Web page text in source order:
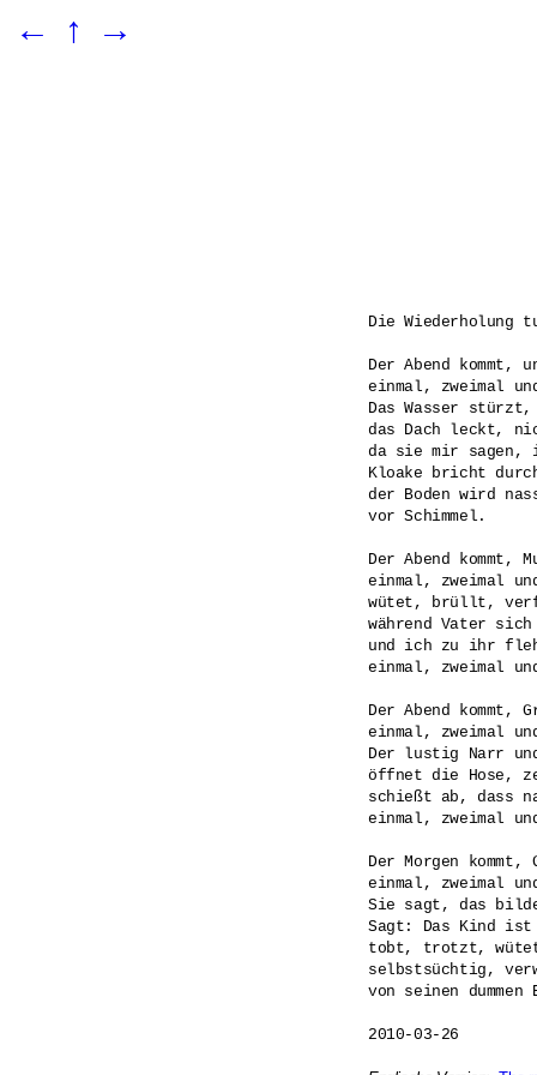
← ↑ →
Die Wiederholung
Der Abend kommt,
einmal, zweimal
Das Wasser
das Dach leckt,
da sie mir
Kloake bricht
der Boden wird
vor Schimmel.
Der Abend
einmal, zweimal
wütet, brüllt,
während Vater
und ich zu ihr
einmal, zweimal
Der Abend kommt,
einmal, zweimal
Der lustig Narr
öffnet die Hose,
schießt ab, dass
einmal, zweimal
Der Morgen
einmal, zweimal
Sie sagt, das
Sagt: Das Kind
tobt, trotzt,
selbstsüchtig,
von seinen
2010-03-26